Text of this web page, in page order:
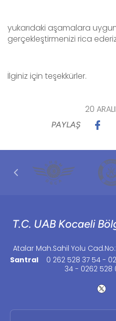
yukarıdaki aşamalara
gerçekleştirmenizi rica
İlginiz için teşekkürler.
20
PAYLAŞ
T.C. UAB Kocaeli
Atalar Mah.Sahil Yolu
Santral
0 262 528 37 54 -
34 - 0262 528